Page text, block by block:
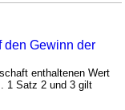
den Gewinn der
enthaltenen Wert
1 Satz 2 und 3 gilt